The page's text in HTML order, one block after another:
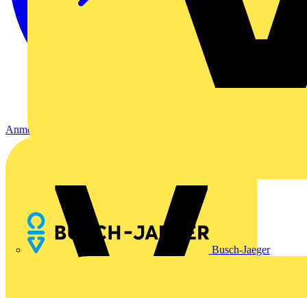
Busch-Jaeger
Anmelden